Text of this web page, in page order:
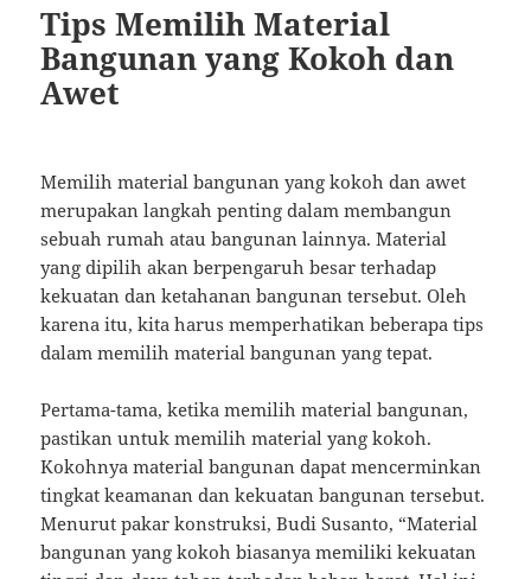
Tips Memilih Material
Bangunan yang Kokoh dan
Awet
Memilih material bangunan yang kokoh dan awet
merupakan langkah penting dalam membangun
sebuah rumah atau bangunan lainnya. Material
yang dipilih akan berpengaruh besar terhadap
kekuatan dan ketahanan bangunan tersebut. Oleh
karena itu, kita harus memperhatikan beberapa tips
dalam memilih material bangunan yang tepat.
Pertama-tama, ketika memilih material bangunan,
pastikan untuk memilih material yang kokoh.
Kokohnya material bangunan dapat mencerminkan
tingkat keamanan dan kekuatan bangunan tersebut.
Menurut pakar konstruksi, Budi Susanto, “Material
bangunan yang kokoh biasanya memiliki kekuatan